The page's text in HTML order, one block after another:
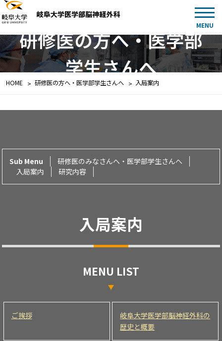
MENU
研修医の方へ・医学部
学生さんへ
HOME 研修医の方へ・医学部学生さんへ 入局案内
研修医のみなさんへ・医学部学生さんへ
入局案内
研究内容
入局案内
MENU LIST
ご挨拶
岐阜大学医学部脳神経外科の
歴史と概要